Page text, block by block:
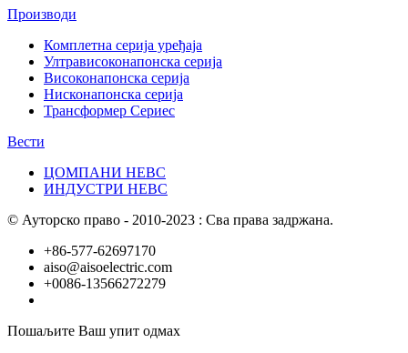
Производи
Комплетна серија уређаја
Ултрависоконапонска серија
Високонапонска серија
Нисконапонска серија
Трансформер Сериес
Вести
ЦОМПАНИ НЕВС
ИНДУСТРИ НЕВС
© Ауторско право - 2010-2023 : Сва права задржана.
+86-577-62697170
aiso@aisoelectric.com
+0086-13566272279
Пошаљите Ваш упит одмах